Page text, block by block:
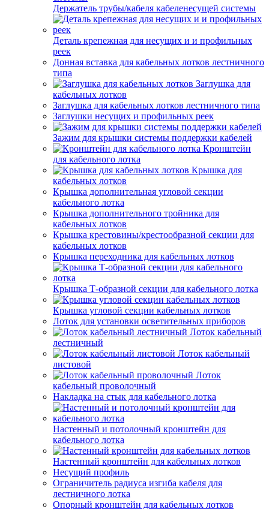
Держатель трубы/кабеля кабеленесущей системы
Деталь крепежная для несущих и и профильных
реек
Донная вставка для кабельных лотков лестничного
типа
Заглушка для
кабельных лотков
Заглушка для кабельных лотков лестничного типа
Заглушки несущих и профильных реек
Зажим для крышки системы поддержки кабелей
Кронштейн
для кабельного лотка
Крышка для
кабельных лотков
Крышка дополнительная угловой секции
кабельного лотка
Крышка дополнительного тройника для
кабельных лотков
Крышка крестовины/крестообразной секции для
кабельных лотков
Крышка переходника для кабельных лотков
Крышка Т-образной секции для кабельного лотка
Крышка угловой секции кабельных лотков
Лоток для установки осветительных приборов
Лоток кабельный
лестничный
Лоток кабельный
листовой
Лоток
кабельный проволочный
Накладка на стык для кабельного лотка
Настенный и потолочный кронштейн для
кабельного лотка
Настенный кронштейн для кабельных лотков
Несущий профиль
Ограничитель радиуса изгиба кабеля для
лестничного лотка
Опорный кронштейн для кабельных лотков